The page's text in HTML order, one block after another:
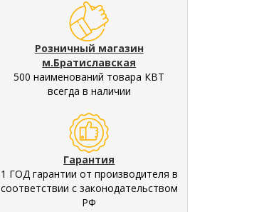
Розничный магазин
м.Братиславская
500 наименований товара КВТ
всегда в наличии
Гарантия
1 ГОД гарантии от производителя в
соответствии с законодательством
РФ